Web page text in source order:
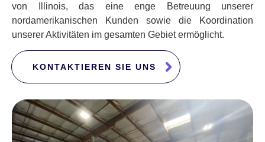
von Illinois, das eine enge Betreuung unserer
nordamerikanischen Kunden sowie die Koordination
unserer Aktivitäten im gesamten Gebiet ermöglicht.
KONTAKTIEREN SIE UNS